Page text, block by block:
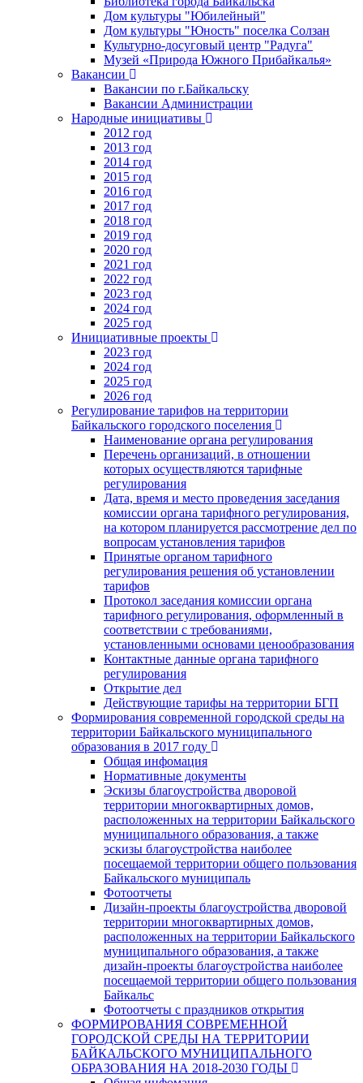
Дом культуры "Юбилейный"
Дом культуры "Юность" поселка Солзан
Культурно-досуговый центр "Радуга"
Музей «Природа Южного Прибайкалья»
Вакансии
Вакансии по г.Байкальску
Вакансии Администрации
Народные инициативы
2012 год
2013 год
2014 год
2015 год
2016 год
2017 год
2018 год
2019 год
2020 год
2021 год
2022 год
2023 год
2024 год
2025 год
Инициативные проекты
2023 год
2024 год
2025 год
2026 год
Регулирование тарифов на территории
Байкальского городского поселения
Наименование органа регулирования
Перечень организаций, в отношении
которых осуществляются тарифные
регулирования
Дата, время и место проведения заседания
комиссии органа тарифного регулирования,
на котором планируется рассмотрение дел по
вопросам установления тарифов
Принятые органом тарифного
регулирования решения об установлении
тарифов
Протокол заседания комиссии органа
тарифного регулирования, оформленный в
соответствии с требованиями,
установленными основами ценообразования
Контактные данные органа тарифного
регулирования
Открытие дел
Действующие тарифы на территории БГП
Формирования современной городской среды на
территории Байкальского муниципального
образования в 2017 году
Общая инфомация
Нормативные документы
Эскизы благоустройства дворовой
территории многоквартирных домов,
расположенных на территории Байкальского
муниципального образования, а также
эскизы благоустройства наиболее
посещаемой территории общего пользования
Байкальского муниципаль
Фотоотчеты
Дизайн-проекты благоустройства дворовой
территории многоквартирных домов,
расположенных на территории Байкальского
муниципального образования, а также
дизайн-проекты благоустройства наиболее
посещаемой территории общего пользования
Байкальс
Фотоотчеты с праздников открытия
ФОРМИРОВАНИЯ СОВРЕМЕННОЙ
ГОРОДСКОЙ СРЕДЫ НА ТЕРРИТОРИИ
БАЙКАЛЬСКОГО МУНИЦИПАЛЬНОГО
ОБРАЗОВАНИЯ НА 2018-2030 ГОДЫ